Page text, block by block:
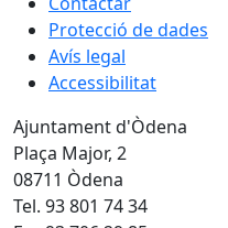
Protecció de dades
Avís legal
Accessibilitat
Ajuntament d'Òdena
Plaça Major, 2
08711 Òdena
Tel. 93 801 74 34